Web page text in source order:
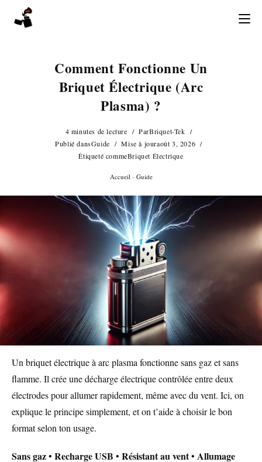
Comment Fonctionne Un
Briquet Électrique (arc
Plasma) ?
4 minutes de lecture ParBriquet-Tek
Publié dansGuide Mise à jouraoût 3, 2026
Étiqueté commeBriquet Électrique
Accueil- Guide
Un briquet électrique à arc plasma fonctionne sans gaz et sans
flamme. Il crée une décharge électrique contrôlée entre deux
électrodes pour allumer rapidement, même avec du vent. Ici, on
explique le principe simplement, et on t’aide à choisir le bon
format selon ton usage.
Sans gaz• Recharge USB • Résistant au vent• Allumage